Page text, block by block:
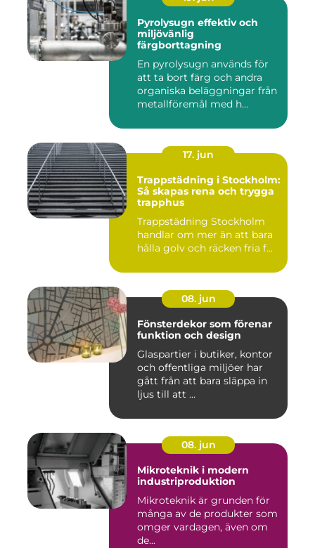
Pyrolysugn effektiv och
miljövänlig
färgborttagning
En pyrolysugn används för
att ta bort färg och andra
organiska beläggningar från
metallföremål med h...
17. jun
Trappstädning i Stockholm:
Så skapas rena och trygga
trapphus
Trappstädning Stockholm
handlar om mer än att bara
hålla golv och räcken fria f...
08. jun
Fönsterdekor som förenar
funktion och design
Glaspartier i butiker, kontor
och offentliga miljöer har
gått från att bara släppa in
ljus till att ...
08. jun
Mikroteknik i modern
industriproduktion
Mikroteknik är grunden för
många av de produkter som
omger vardagen, även om
de...